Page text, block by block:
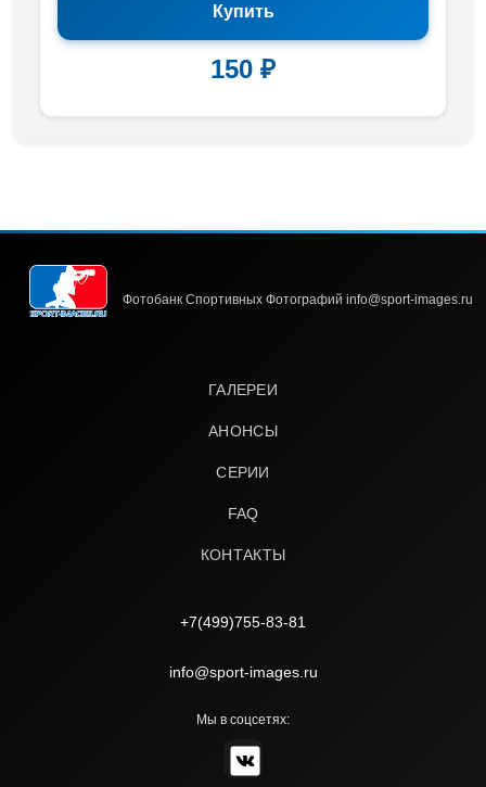
Купить
150 ₽
Фотобанк Спортивных Фотографий info@sport-images.ru
ГАЛЕРЕИ
АНОНСЫ
СЕРИИ
FAQ
КОНТАКТЫ
+7(499)755-83-81
info@sport-images.ru
Мы в соцсетях: